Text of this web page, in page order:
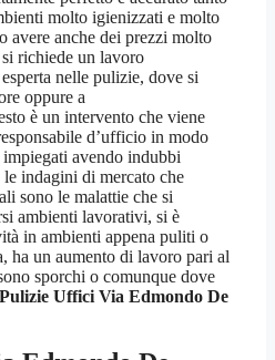
molto igienizzati e molto
avere anche dei prezzi molto
richiede un lavoro
nelle pulizie, dove si
oppure a
è un intervento che viene
d’ufficio in modo
avendo indubbi
indagini di mercato che
sono le malattie che si
ambienti lavorativi, si è
in ambienti appena puliti o
ha un aumento di lavoro pari al
sporchi o comunque dove
Pulizie Uffici Via Edmondo De